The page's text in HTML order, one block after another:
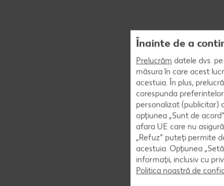
Înainte de a
Prelucrăm datele dvs.
măsura în care acest
acestuia. În plus,
corespunda
personalizat (publicitar)
opțiunea „Sunt de
afara UE care nu
„Refuz” puteți permite
acestuia. Opțiunea
informații, inclusiv cu
Politica noastră de